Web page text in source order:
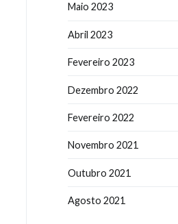
Maio 2023
Abril 2023
Fevereiro 2023
Dezembro 2022
Fevereiro 2022
Novembro 2021
Outubro 2021
Agosto 2021